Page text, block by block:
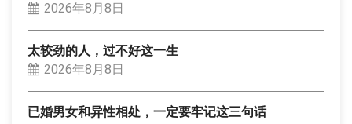
2026年8月8日
太较劲的人，过不好这一生
2026年8月8日
已婚男女和异性相处，一定要牢记这三句话